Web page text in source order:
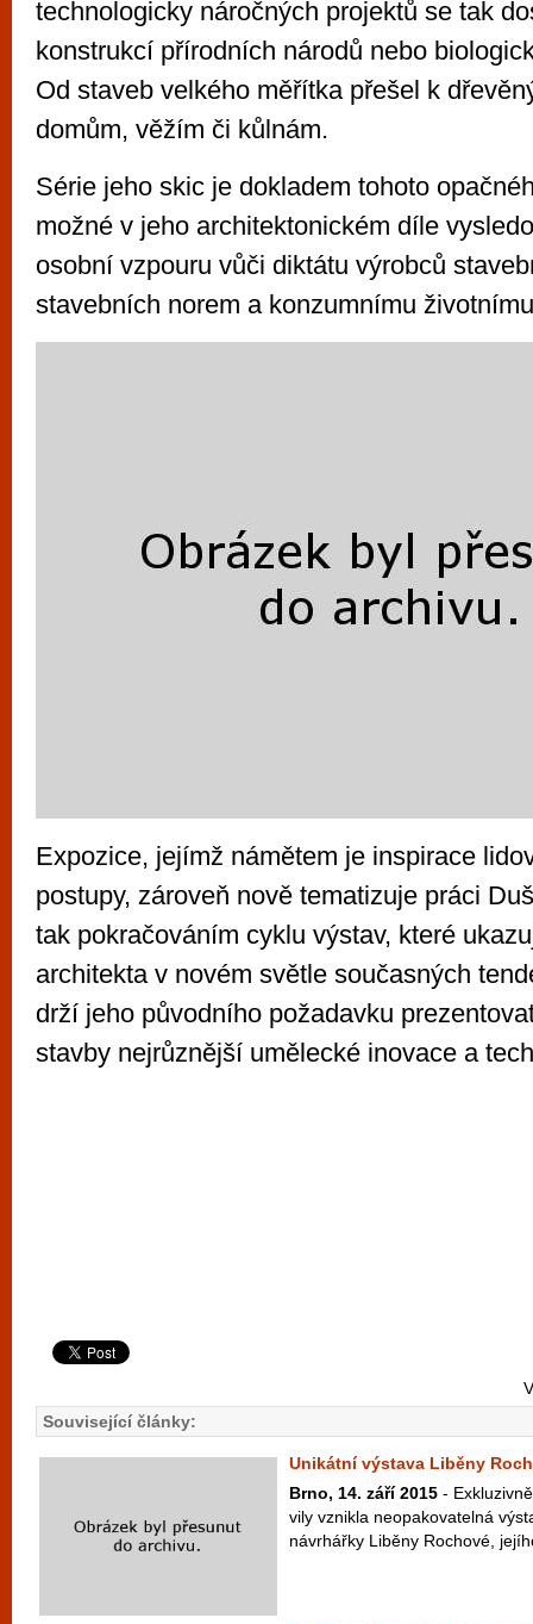
technologicky náročných projektů se tak
konstrukcí přírodních národů nebo
Od staveb velkého měřítka přešel k
domům, věžím či kůlnám.
Série jeho skic je dokladem tohoto
možné v jeho architektonickém díle
osobní vzpouru vůči diktátu výrobců
stavebních norem a konzumnímu
Expozice, jejímž námětem je inspirace
postupy, zároveň nově tematizuje práci
tak pokračováním cyklu výstav, které
architekta v novém světle současných
drží jeho původního požadavku
stavby nejrůznější umělecké inovace a
Související články:
Unikátní výstava Liběny
Brno, 14. září 2015 -
vily vznikla neopakovatelná
návrhářky Liběny Rochové,